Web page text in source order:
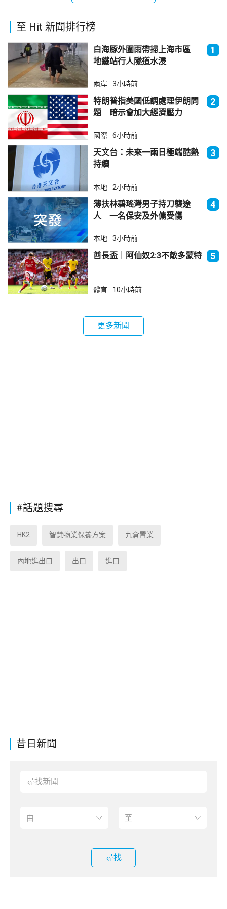
昔日新聞
尋找
至 Hit 新聞排行榜
白海豚外圍雨帶掃上海市區
地鐵站行人隧道水浸
1
兩岸 3小時前
特朗普指美國低調處理伊朗問
題 暗示會加大經濟壓力
2
國際 6小時前
天文台：未來一兩日極端酷熱
持續
3
本地 2小時前
薄扶林碧瑤灣男子持刀襲途
人 一名保安及外傭受傷
4
本地 3小時前
酋長盃｜阿仙奴2:3不敵多蒙特 5
體育 10小時前
更多新聞
#話題搜尋
HK2 智慧物業保養方案 九倉置業
內地進出口 出口 進口